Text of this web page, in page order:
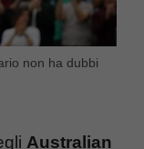
non ha dubbi
Australian